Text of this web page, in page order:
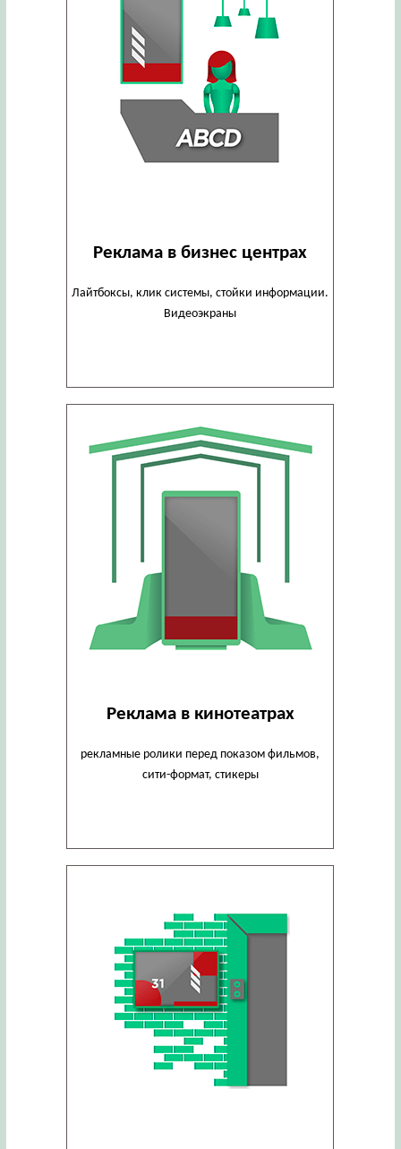
Реклама в бизнес центрах
Лайтбоксы, клик системы, стойки информации.
Видеоэкраны
Реклама в кинотеатрах
рекламные ролики перед показом фильмов,
сити-формат, стикеры